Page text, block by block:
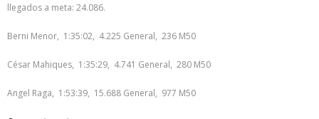
llegados a meta: 24.086.
Berni Menor, 1:35:02, 4.225 General, 236 M50
César Mahiques, 1:35:29, 4.741 General, 280 M50
Angel Raga, 1:53:39, 15.688 General, 977 M50